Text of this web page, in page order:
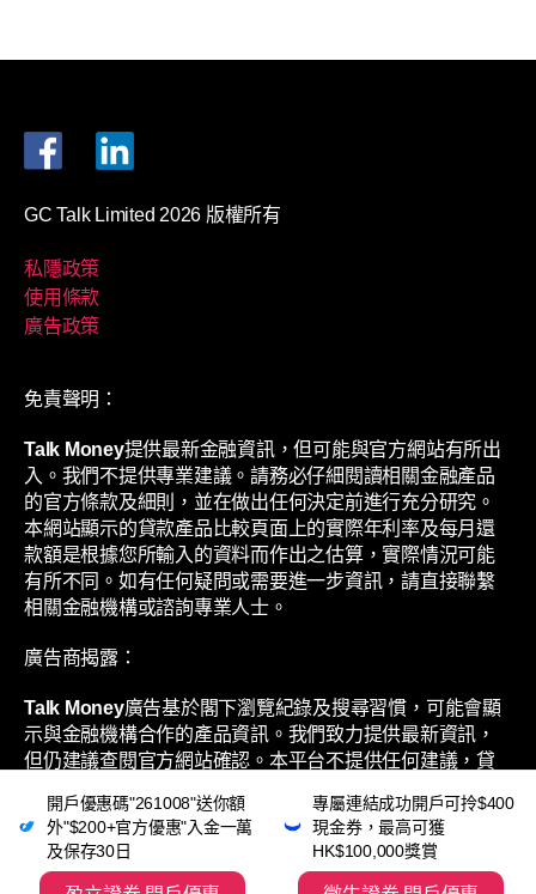
GC Talk Limited 2026 版權所有
私隱政策
使用條款
廣告政策
免責聲明：
Talk Money提供最新金融資訊，但可能與官方網站有所出
入。我們不提供專業建議。請務必仔細閱讀相關金融產品
的官方條款及細則，並在做出任何決定前進行充分研究。
本網站顯示的貸款產品比較頁面上的實際年利率及每月還
款額是根據您所輸入的資料而作出之估算，實際情況可能
有所不同。如有任何疑問或需要進一步資訊，請直接聯繫
相關金融機構或諮詢專業人士。
廣告商揭露：
Talk Money廣告基於閣下瀏覽紀錄及搜尋習慣，可能會顯
示與金融機構合作的產品資訊。我們致力提供最新資訊，
但仍建議查閱官方網站確認。本平台不提供任何建議，貸
聯繫相關金融機構或專業人士了解更多。
開戶優惠碼"261008"送你額
外"$200+官方優惠"入金一萬
及保存30日
專屬連結成功開戶可拎$400
現金券，最高可獲
HK$100,000獎賞